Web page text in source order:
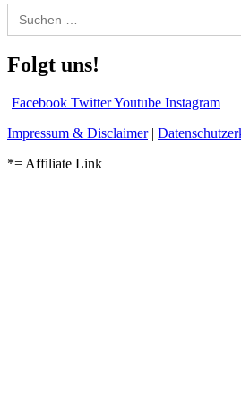
Search
for:
Folgt uns!
Facebook TwitterYoutube Instagram
Impressum & Disclaimer|
*= Affiliate Link